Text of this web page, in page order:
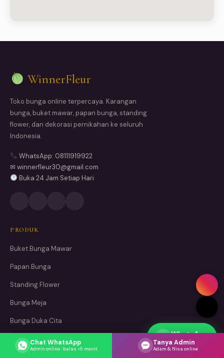
WinnerFleur
Toko bunga online terpercaya. Karangan
bunga, buket mawar, papan bunga, standing
flower, dan dekorasi pernikahan ke seluruh
Indonesia.
WhatsApp: 08111919922
✉ winnerfleur30@gmail.com
Buka 24 Jam Setiap Hari
PRODUK
Buket Bunga Mawar
Papan Bunga
Standing Flower
Bunga Meja
Bunga Duka Cita
Parcel Buah
WhatsApp
Respons cepat
Chat WhatsApp
Admin online · balas <5 menit
Tanya Admin
Adam & Nisa online